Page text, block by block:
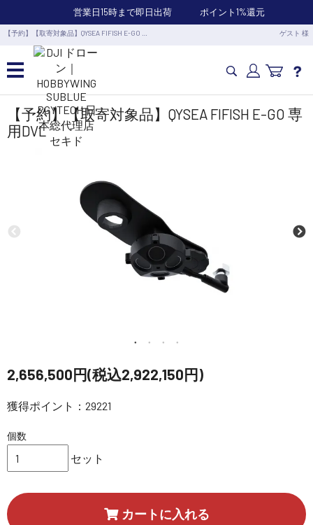
営業日15時まで即日出荷 ポイント1%還元
【予約】【取寄対象品】QYSEA FIFISH E-GO … ゲスト 様
カメラドローン・生活家電
水中ドローン(ROV)・水中スクーター
サポート・Q&A / 法人・学生のお客様
SEKIDO
【予約】【取寄対象品】QYSEA FIFISH E-GO 専
用DVL
2,656,500円(税込2,922,150円)
獲得ポイント：29221
個数
セット
カートに入れる